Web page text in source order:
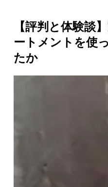
【評判と体験談
ートメントを使
たか